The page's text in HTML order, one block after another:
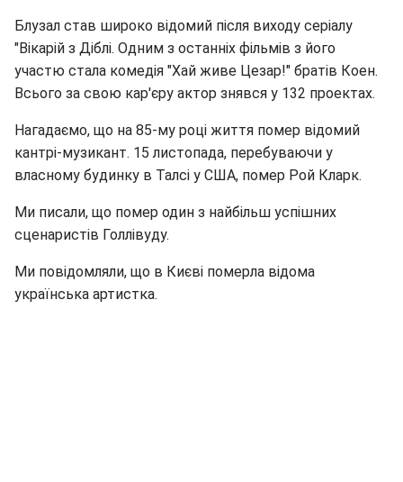
Блузал став широко відомий після виходу серіалу
"Вікарій з Діблі. Одним з останніх фільмів з його
участю стала комедія "Хай живе Цезар!" братів Коен.
Всього за свою кар'єру актор знявся у 132 проектах.
Нагадаємо, що на 85-му році життя помер відомий
кантрі-музикант. 15 листопада, перебуваючи у
власному будинку в Талсі у США, помер Рой Кларк.
Ми писали, що помер один з найбільш успішних
сценаристів Голлівуду.
Ми повідомляли, що в Києві померла відома
українська артистка.